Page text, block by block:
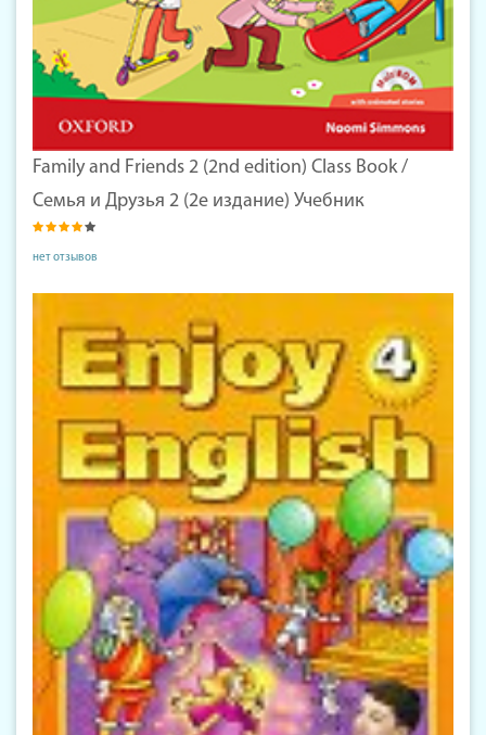
Family and Friends 2 (2nd edition) Class Book /
Семья и Друзья 2 (2е издание) Учебник
нет отзывов